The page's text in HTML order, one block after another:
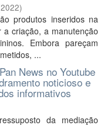
2022)
produtos inseridos na
criação, a manutenção
Embora pareçam
...
News no Youtube
noticioso e
informativos
da mediação